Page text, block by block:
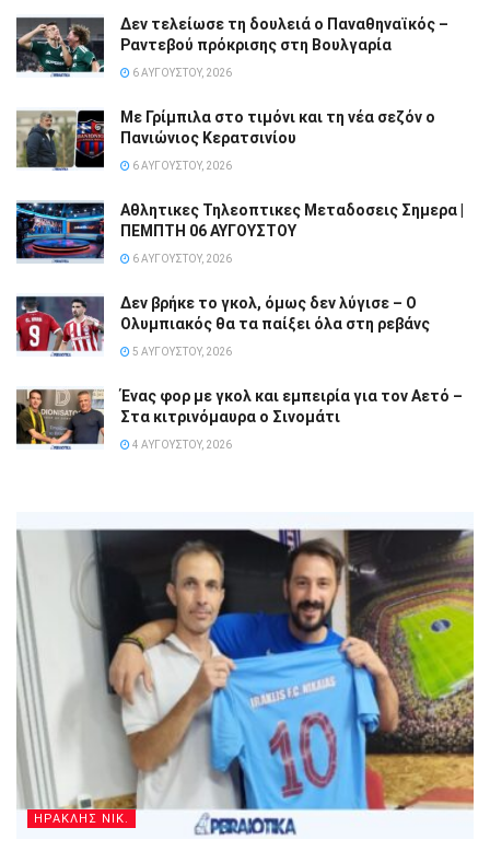
Δεν τελείωσε τη δουλειά ο Παναθηναϊκός –
Ραντεβού πρόκρισης στη Βουλγαρία
6 ΑΥΓΟΎΣΤΟΥ, 2026
Με Γρίμπιλα στο τιμόνι και τη νέα σεζόν ο
Πανιώνιος Κερατσινίου
6 ΑΥΓΟΎΣΤΟΥ, 2026
Αθλητικες Τηλεοπτικες Μεταδοσεις Σημερα |
ΠΕΜΠΤΗ 06 ΑΥΓΟΥΣΤΟΥ
6 ΑΥΓΟΎΣΤΟΥ, 2026
Δεν βρήκε το γκολ, όμως δεν λύγισε – Ο
Ολυμπιακός θα τα παίξει όλα στη ρεβάνς
5 ΑΥΓΟΎΣΤΟΥ, 2026
Ένας φορ με γκολ και εμπειρία για τον Αετό –
Στα κιτρινόμαυρα ο Σινομάτι
4 ΑΥΓΟΎΣΤΟΥ, 2026
ΗΡΑΚΛΗΣ ΝΙΚ.